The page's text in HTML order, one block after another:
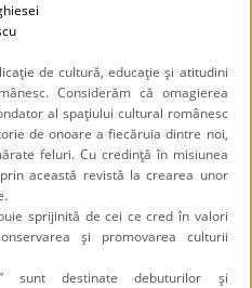
de cultură, educaţie şi atitudini
Considerăm că omagierea
al spaţiului cultural românesc
de onoare a fiecăruia dintre noi,
feluri. Cu credinţă în misiunea
această revistă la crearea unor
sprijinită de cei ce cred în valori
şi promovarea culturii
sunt destinate debuturilor şi